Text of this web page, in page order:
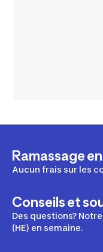
Ramassage
Aucun frais sur les
Conseils et
Des questions?
(HE) en semaine.